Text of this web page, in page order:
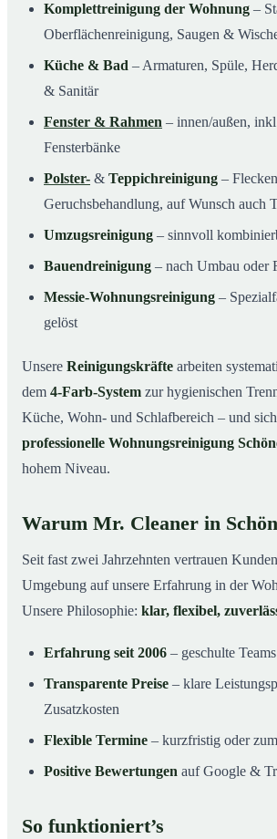
Komplettreinigung der Wohnung –
Oberflächenreinigung, Saugen &
Küche & Bad – Armaturen, Spüle,
& Sanitär
Fenster & Rahmen – innen/außen,
Fensterbänke
Polster- & Teppichreinigung –
Geruchsbehandlung, auf Wunsch auch
Umzugsreinigung – sinnvoll
Bauendreinigung – nach Umbau oder
Messie-Wohnungsreinigung –
gelöst
Unsere Reinigungskräfte arbeiten
dem 4-Farb-System zur hygienischen
Küche, Wohn- und Schlafbereich – und
professionelle Wohnungsreinigung
hohem Niveau.
Warum Mr. Cleaner in
Seit fast zwei Jahrzehnten vertrauen
Umgebung auf unsere Erfahrung in der
Unsere Philosophie: klar, flexibel,
Erfahrung seit 2006 – geschulte
Transparente Preise – klare
Zusatzkosten
Flexible Termine – kurzfristig oder
Positive Bewertungen auf Google &
So funktioniert’s